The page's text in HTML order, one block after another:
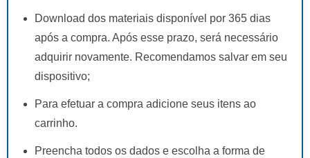
Download dos materiais disponível por 365 dias
após a compra. Após esse prazo, será necessário
adquirir novamente. Recomendamos salvar em seu
dispositivo;
Para efetuar a compra adicione seus itens ao
carrinho.
Preencha todos os dados e escolha a forma de